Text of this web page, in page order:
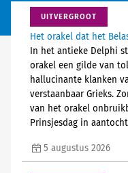
UITVERGROOT
Het orakel dat het
In het antieke Delphi
orakel een gilde van
hallucinante klanken
verstaanbaar Grieks.
van het orakel
Prinsjesdag in
5 augustus 2026